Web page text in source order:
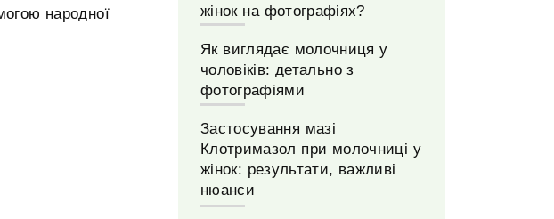
народної
жінок на фотографіях?
Як виглядає молочниця у
чоловіків: детально з
фотографіями
Застосування мазі
Клотримазол при молочниці у
жінок: результати, важливі
нюанси